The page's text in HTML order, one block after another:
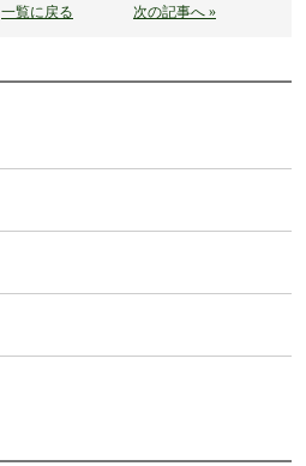
一覧に戻る 次の記事へ »